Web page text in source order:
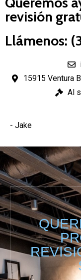
revisión
Llámenos:
15915 Ventura
Al
- Jake